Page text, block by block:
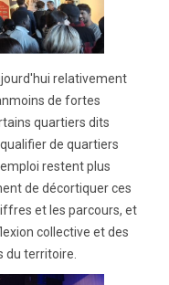
relativement
de fortes
quartiers dits
de quartiers
restent plus
de décortiquer ces
et les parcours, et
collective et des
du territoire.